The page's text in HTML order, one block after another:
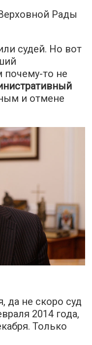
Рады
судей. Но вот
почему-то не
и отмене
да не скоро суд
2014 года,
Только